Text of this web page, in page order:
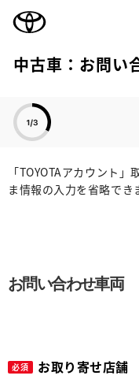
中古車：お問い
「TOYOTAアカウント
ま情報の入力を省略でき
お問い合わせ車両
必須 お取り寄せ店舗